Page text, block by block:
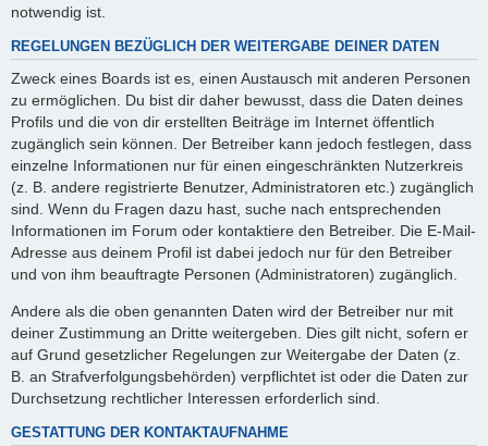
notwendig ist.
REGELUNGEN BEZÜGLICH DER WEITERGABE DEINER DATEN
Zweck eines Boards ist es, einen Austausch mit anderen Personen
zu ermöglichen. Du bist dir daher bewusst, dass die Daten deines
Profils und die von dir erstellten Beiträge im Internet öffentlich
zugänglich sein können. Der Betreiber kann jedoch festlegen, dass
einzelne Informationen nur für einen eingeschränkten Nutzerkreis
(z. B. andere registrierte Benutzer, Administratoren etc.) zugänglich
sind. Wenn du Fragen dazu hast, suche nach entsprechenden
Informationen im Forum oder kontaktiere den Betreiber. Die E-Mail-
Adresse aus deinem Profil ist dabei jedoch nur für den Betreiber
und von ihm beauftragte Personen (Administratoren) zugänglich.
Andere als die oben genannten Daten wird der Betreiber nur mit
deiner Zustimmung an Dritte weitergeben. Dies gilt nicht, sofern er
auf Grund gesetzlicher Regelungen zur Weitergabe der Daten (z.
B. an Strafverfolgungsbehörden) verpflichtet ist oder die Daten zur
Durchsetzung rechtlicher Interessen erforderlich sind.
GESTATTUNG DER KONTAKTAUFNAHME